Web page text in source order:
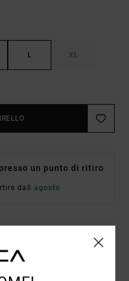
L XL
un punto di ritiro
da8 agosto